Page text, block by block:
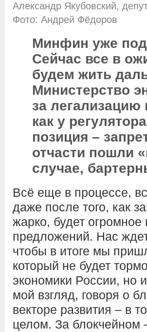
Александр Якубовский,
Фото: Андрей Фёдоров
Минфин уже
Сейчас все в
будем жить
Министерство
за легализацию
как у
позиция –
отчасти пошли
случае,
Всё еще в процессе,
даже после того, как
жарко, будет огромное
предложений. Нас
чтобы в итоге мы
который не будет
экономики России, но
мой взгляд, говоря о
векторе развития – в
целом. За блокчейном